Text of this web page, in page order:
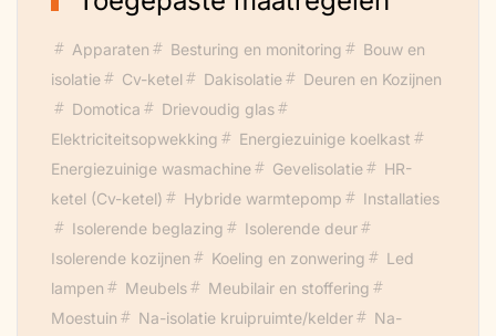
Apparaten Besturing en monitoring
Bouw en
isolatie
Cv-ketel Dakisolatie
Deuren en Kozijnen
Domotica
Drievoudig glas
Elektriciteitsopwekking
Energiezuinige koelkast
Energiezuinige wasmachine
Gevelisolatie
HR-
ketel (Cv-ketel)
Hybride warmtepomp
Installaties
Isolerende beglazing
Isolerende deur
Isolerende kozijnen
Koeling en zonwering
Led
lampen
Meubels
Meubilair en stoffering
Moestuin
Na-isolatie kruipruimte/kelder
Na-